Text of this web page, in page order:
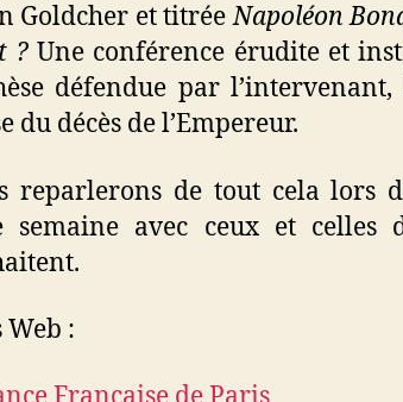
Goldcher et titréeNapoléon
? Une conférence érudite et
défendue par
du décès de l’Empereur.
reparlerons de tout cela lors
semaine avec ceux et celles
Web :